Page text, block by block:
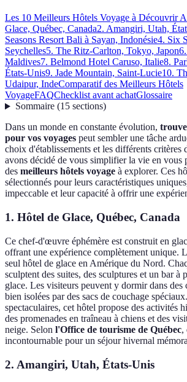
Les 10 Meilleurs Hôtels Voyage à Découvrir
Glace, Québec, Canada2. Amangiri, Utah,
Seasons Resort Bali à Sayan, Indonésie4. Six
Seychelles5. The Ritz-Carlton, Tokyo, Japon
Maldives7. Belmond Hotel Caruso, Italie8.
États-Unis9. Jade Mountain, Saint-Lucie10.
Udaipur, IndeComparatif des Meilleurs Hôtels
VoyageFAQChecklist avant achatGlossaire
Sommaire(15 sections)
Dans un monde en constante évolution,
pour vos voyages peut sembler une tâche
choix d'établissements et les différents critères
avons décidé de vous simplifier la vie en vous
des meilleurs hôtels voyage à explorer. Ces
sélectionnés pour leurs caractéristiques
impeccable et leur capacité à offrir une
1. Hôtel de Glace, Québec, Canada
Ce chef-d'œuvre éphémère est construit en
offrant une expérience complètement unique.
seul hôtel de glace en Amérique du Nord.
sculptent des suites, des sculptures et un bar à
glace. Les visiteurs peuvent y dormir dans des
bien isolées par des sacs de couchage
spectaculaires, cet hôtel propose des activités
des promenades en traîneau à chiens et des
neige. Selon l'Office de tourisme de Québec,
incontournable pour un séjour hivernal
2. Amangiri, Utah, États-Unis